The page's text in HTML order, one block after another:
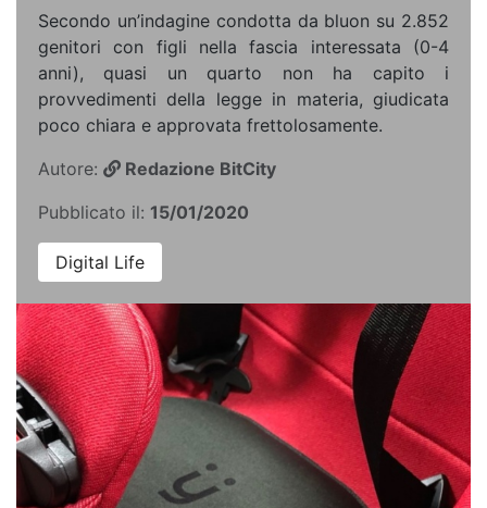
Secondo un’indagine condotta da bluon su 2.852
genitori con figli nella fascia interessata (0-4
anni), quasi un quarto non ha capito i
provvedimenti della legge in materia, giudicata
poco chiara e approvata frettolosamente.
Autore:
Redazione BitCity
Pubblicato il: 15/01/2020
Digital Life